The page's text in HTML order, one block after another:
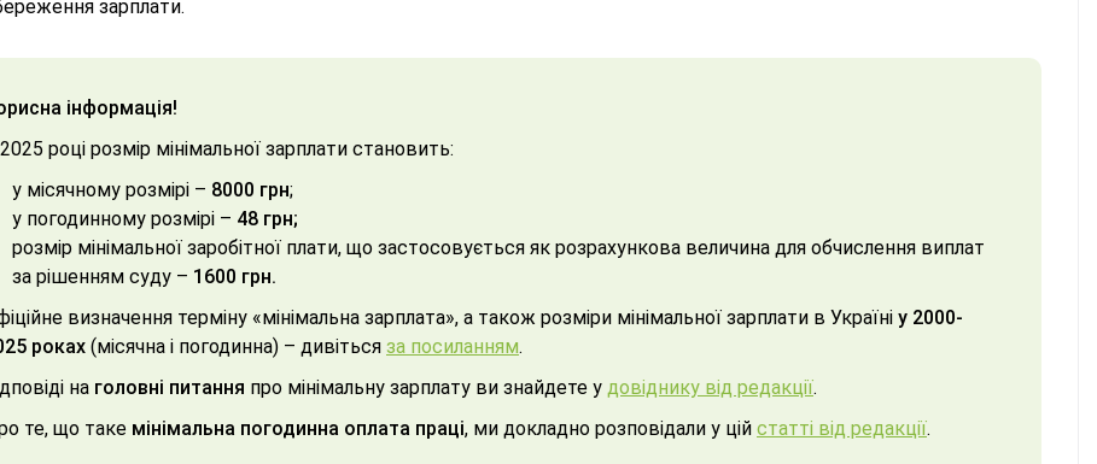
зарплати.
інформація!
році розмір мінімальної зарплати становить:
у місячному розмірі – 8000 грн;
у погодинному розмірі – 48 грн;
розмір мінімальної заробітної плати, що застосовується як розрахункова величина для обчислення виплат
за рішенням суду – 1600 грн.
визначення терміну «мінімальна зарплата», а також розміри мінімальної зарплати в Україні у 2000-
роках (місячна і погодинна) – дивіться за посиланням.
на головні питання про мінімальну зарплату ви знайдете у довіднику від редакції.
те, що таке мінімальна погодинна оплата праці, ми докладно розповідали у цій статті від редакції.